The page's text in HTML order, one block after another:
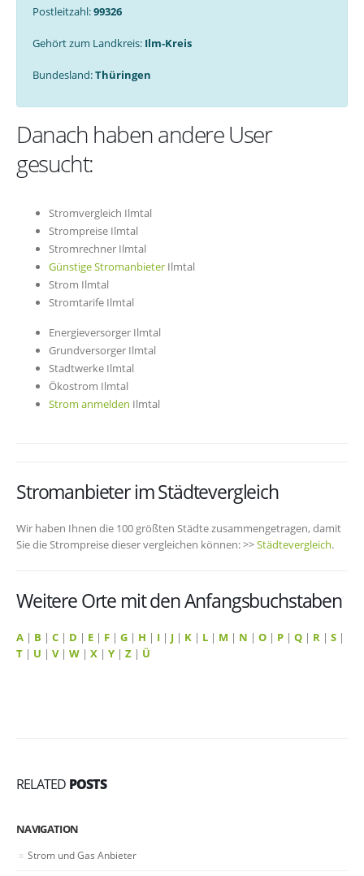
Postleitzahl:99326
Gehört zum Landkreis: Ilm-Kreis
Bundesland:Thüringen
Danach haben andere User
gesucht:
Stromvergleich Ilmtal
Strompreise Ilmtal
Stromrechner Ilmtal
Günstige Stromanbieter Ilmtal
Strom Ilmtal
Stromtarife Ilmtal
Energieversorger Ilmtal
Grundversorger Ilmtal
Stadtwerke Ilmtal
Ökostrom Ilmtal
Strom anmelden Ilmtal
Stromanbieter im Städtevergleich
Wir haben Ihnen die 100 größten Städte zusammengetragen, damit
Sie die Strompreise dieser vergleichen können: >>Städtevergleich.
Weitere Orte mit den Anfangsbuchstaben
A | B | C | D | E | F | G | H | I | J | K | L | M | N | O | P | Q | R | S |
T | U | V| W | X | Y | Z | Ü
RELATED POSTS
NAVIGATION
Strom und Gas Anbieter